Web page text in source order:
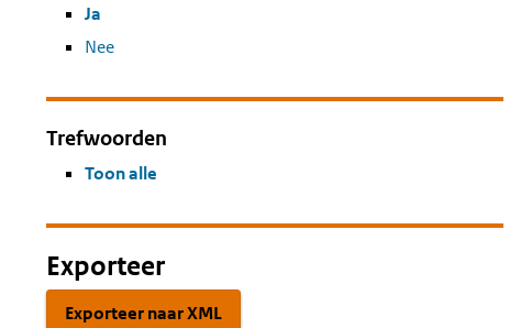
Ja
Nee
Trefwoorden
Toon alle
Exporteer
Exporteer naar XML